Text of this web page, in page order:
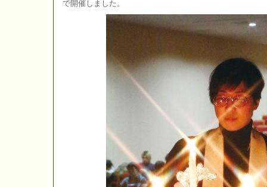
で開催しました。